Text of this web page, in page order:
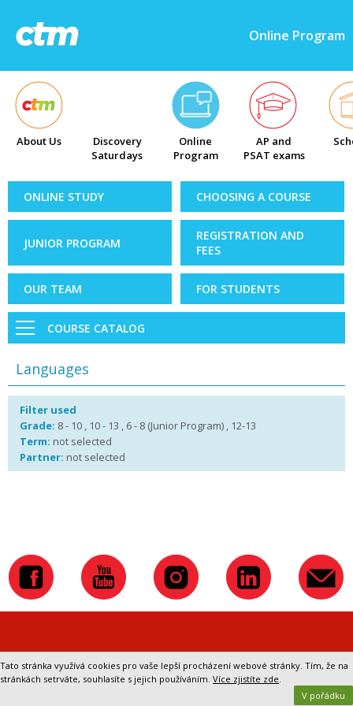
Online Program
About Us
Discovery
Saturdays
Online
Program
AP and
PSAT exams
ONLINE STUDY CHOOSING A COURSE
JUNIOR PROGRAM
REGISTRATION AND
FEES
OUR TEAM FOR STUDENTS
COURSE CATALOG
Languages
Filter used
Grade: 8 - 10 , 10 - 13 , 6 - 8 (Junior Program) , 12-13
Term: not selected
Partner: not selected
Přepnout na klasickou verzi webu
Tato stránka využívá cookies pro vaše lepší procházení webové stránky. Tím, že na
stránkách setrváte, souhlasíte s jejich používáním. Více zjistíte zde.
V pořádku